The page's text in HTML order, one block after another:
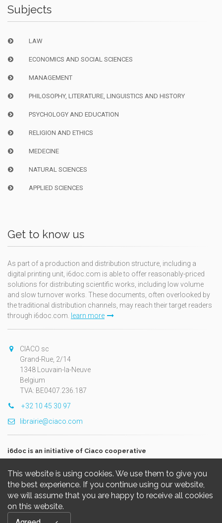
This website is using cookies. We use them to give you
the best experience. If you continue using our website,
we will assume that you are happy to receive all cookies
on this website.
Subjects
LAW
ECONOMICS AND SOCIAL SCIENCES
MANAGEMENT
PHILOSOPHY, LITERATURE, LINGUISTICS AND HISTORY
PSYCHOLOGY AND EDUCATION
RELIGION AND ETHICS
MEDECINE
NATURAL SCIENCES
APPLIED SCIENCES
Get to know us
As part of a production and distribution structure, including a
digital printing unit, i6doc.com is able to offer reasonably-priced
solutions for distributing scientific works, including low volume
and slow turnover works. These documents, often overlooked by
the traditional distribution channels, may reach their target readers
through i6doc.com.
learn more
CIACO sc
Grand-Rue, 2/14
1348 Louvain-la-Neuve
Belgium
TVA: BE0407.236.187
+32 10 45 30 97
librairie@ciaco.com
i6doc is an initiative of Ciaco cooperative